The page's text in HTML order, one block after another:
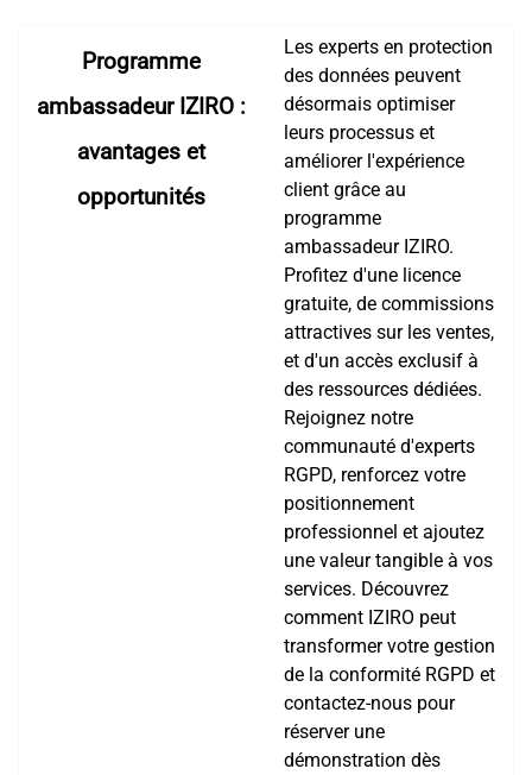
Programme
ambassadeur IZIRO :
avantages et
opportunités
Les experts en protection
des données peuvent
désormais optimiser
leurs processus et
améliorer l'expérience
client grâce au
programme
ambassadeur IZIRO.
Profitez d'une licence
gratuite, de commissions
attractives sur les ventes,
et d'un accès exclusif à
des ressources dédiées.
Rejoignez notre
communauté d'experts
RGPD, renforcez votre
positionnement
professionnel et ajoutez
une valeur tangible à vos
services. Découvrez
comment IZIRO peut
transformer votre gestion
de la conformité RGPD et
contactez-nous pour
réserver une
démonstration dès